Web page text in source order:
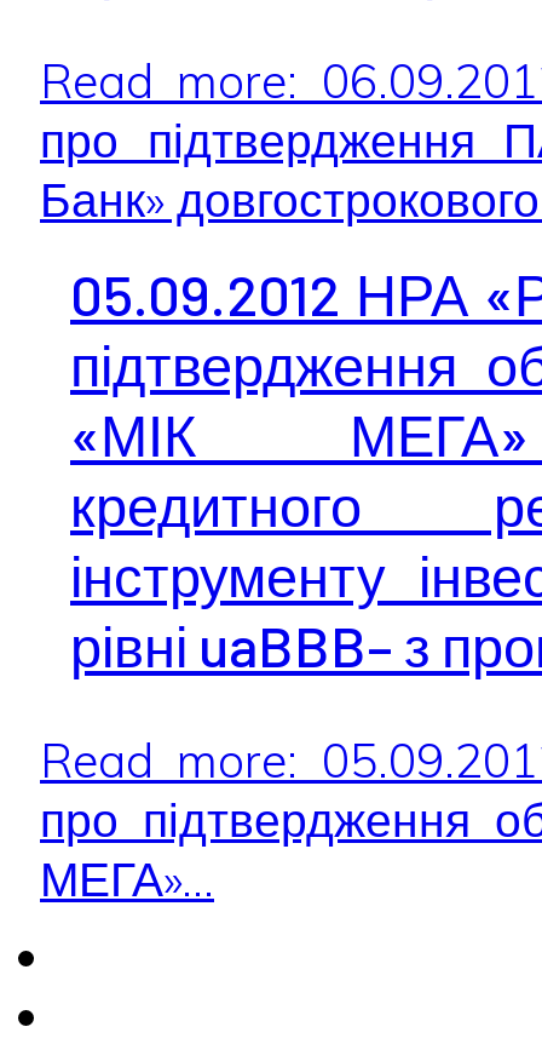
Read more:
про підтвердження
Банк»
05.09.2012 НРА
підтвердження
«МІК МЕГА»
кредитного
інструменту
рівні uaBBB– з
Read more:
про підтвердження
МЕГА»...